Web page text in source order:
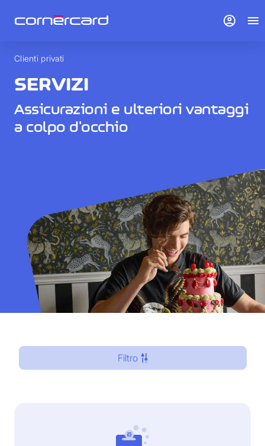
Clienti privati
SERVIZI
Assicurazioni e ulteriori vantaggi
a colpo d'occhio
Filtro
account_circle menu